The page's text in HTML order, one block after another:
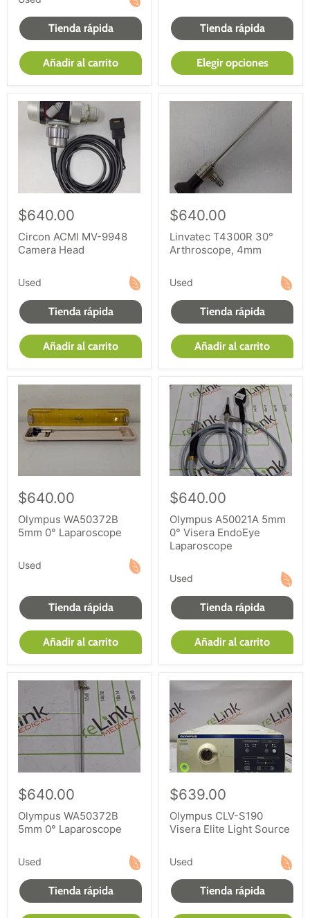
estar seguro de encontrar los instrumentos
quirúrgicos rígidos de endoscopia que necesita.
Tienda rápida
Añadir al carrito
Tienda rápida
Elegir opciones
$640.00
Circon ACMI MV-9948
Camera Head
Used
Tienda rápida
Añadir al carrito
$640.00
Linvatec T4300R 30°
Arthroscope, 4mm
Used
Tienda rápida
Añadir al carrito
$640.00
Olympus WA50372B
5mm 0° Laparoscope
Used
Tienda rápida
Añadir al carrito
$640.00
Olympus A50021A 5mm
0° Visera EndoEye
Laparoscope
Used
Tienda rápida
Añadir al carrito
$640.00
Olympus WA50372B
5mm 0° Laparoscope
Used
Tienda rápida
$639.00
Olympus CLV-S190
Visera Elite Light Source
Used
Tienda rápida